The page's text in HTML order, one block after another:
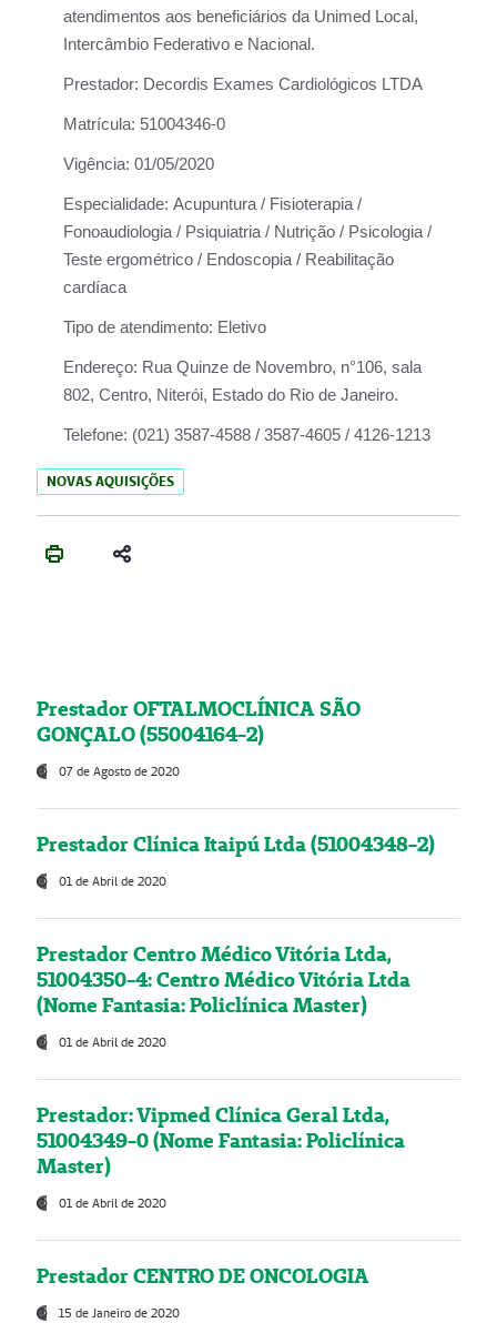
atendimentos aos beneficiários da Unimed Local,
Intercâmbio Federativo e Nacional.
Prestador: Decordis Exames Cardiológicos LTDA
Matrícula: 51004346-0
Vigência: 01/05/2020
Especialidade: Acupuntura / Fisioterapia /
Fonoaudiologia / Psiquiatria / Nutrição / Psicologia /
Teste ergométrico / Endoscopia / Reabilitação
cardíaca
Tipo de atendimento: Eletivo
Endereço: Rua Quinze de Novembro, n°106, sala
802, Centro, Niterói, Estado do Rio de Janeiro.
Telefone: (021) 3587-4588 / 3587-4605 / 4126-1213
NOVAS AQUISIÇÕES
Prestador OFTALMOCLÍNICA SÃO
GONÇALO (55004164-2)
07 de Agosto de 2020
Prestador Clínica Itaipú Ltda (51004348-2)
01 de Abril de 2020
Prestador Centro Médico Vitória Ltda,
51004350-4: Centro Médico Vitória Ltda
(Nome Fantasia: Policlínica Master)
01 de Abril de 2020
Prestador: Vipmed Clínica Geral Ltda,
51004349-0 (Nome Fantasia: Policlínica
Master)
01 de Abril de 2020
Prestador CENTRO DE ONCOLOGIA
15 de Janeiro de 2020